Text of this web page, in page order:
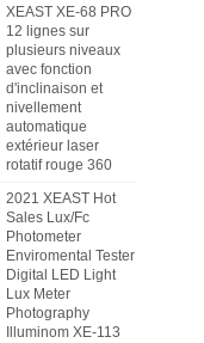
XEAST XE-68 PRO
12 lignes sur
plusieurs niveaux
avec fonction
d'inclinaison et
nivellement
automatique
extérieur laser
rotatif rouge 360
2021 XEAST Hot
Sales Lux/Fc
Photometer
Enviromental Tester
Digital LED Light
Lux Meter
Photography
Illuminom XE-113